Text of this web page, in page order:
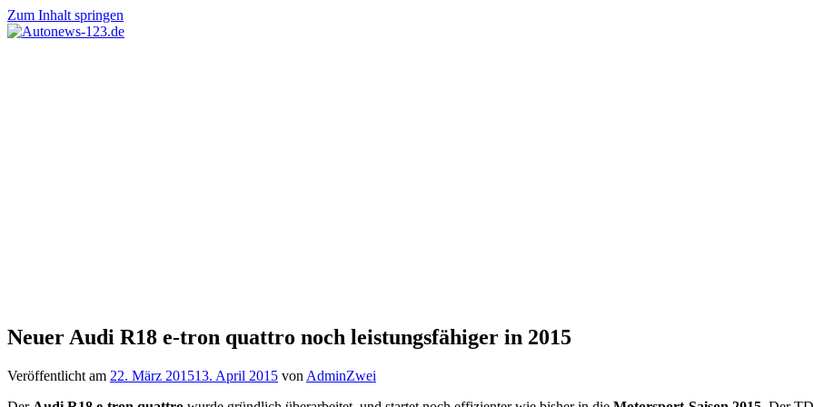
Zum Inhalt springen
Neuer Audi R18 e-tron quattro noch leistungsfähiger in 2015
Veröffentlicht am 22. März 201513. April 2015 von AdminZwei